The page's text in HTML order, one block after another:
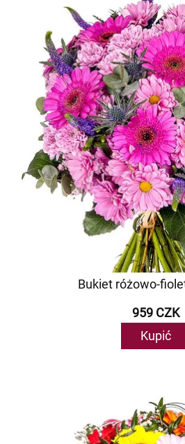
Bukiet różowo-
959 CZK
Kupić